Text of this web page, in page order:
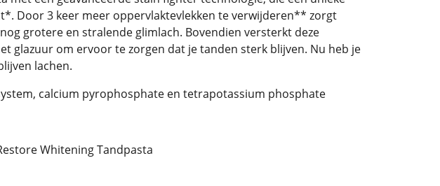
Door 3 keer meer oppervlaktevlekken te verwijderen** zorgt
grotere en stralende glimlach. Bovendien versterkt deze
glazuur om ervoor te zorgen dat je tanden sterk blijven. Nu heb je
lachen.
calcium pyrophosphate en tetrapotassium phosphate
Whitening Tandpasta